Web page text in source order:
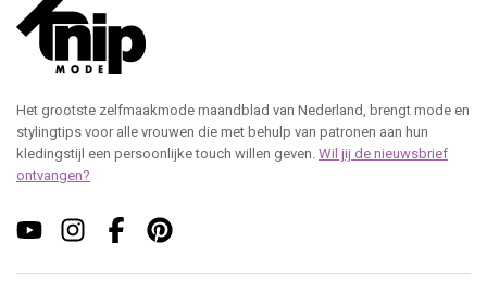
Het grootste zelfmaakmode maandblad van Nederland, brengt mode en
stylingtips voor alle vrouwen die met behulp van patronen aan hun
kledingstijl een persoonlijke touch willen geven. Wil jij de nieuwsbrief
ontvangen?